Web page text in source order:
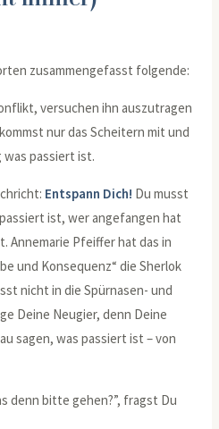
zusammengefasst folgende:
versuchen ihn auszutragen
nur das Scheitern mit und
was passiert ist.
Entspann Dich! Du musst
ist, wer angefangen hat
Annemarie Pfeiffer hat das in
und Konsequenz“ die Sherlok
nicht in die Spürnasen- und
Deine Neugier, denn Deine
sagen, was passiert ist – von
denn bitte gehen?”, fragst Du